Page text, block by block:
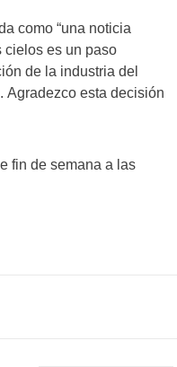
como “una noticia
cielos es un paso
de la industria del
Agradezco esta decisión
fin de semana a las